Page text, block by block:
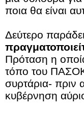
ποια θα είναι
Δεύτερο
Πρόταση η
τόπο του ΠΑΣΟΚ
συρτάρια- πριν
κυβέρνηση